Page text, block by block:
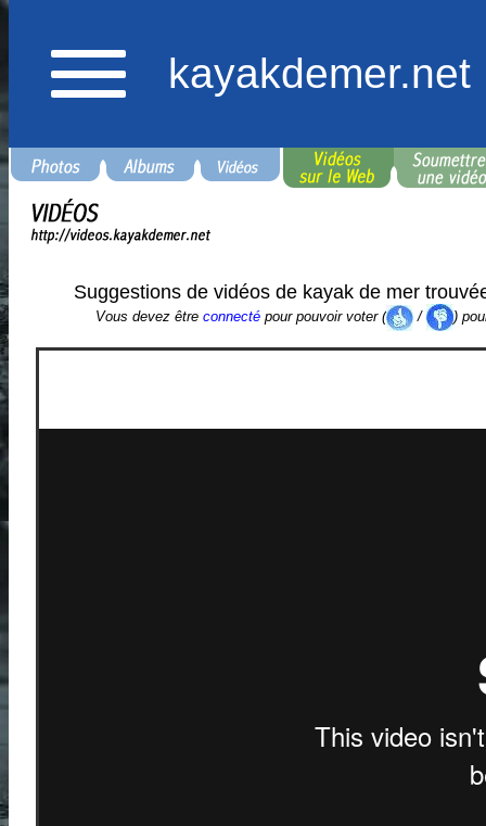
kayakdemer.net
Suggestions de vidéos de kayak de mer
Vous devez être connectépour pouvoir voter ( / )